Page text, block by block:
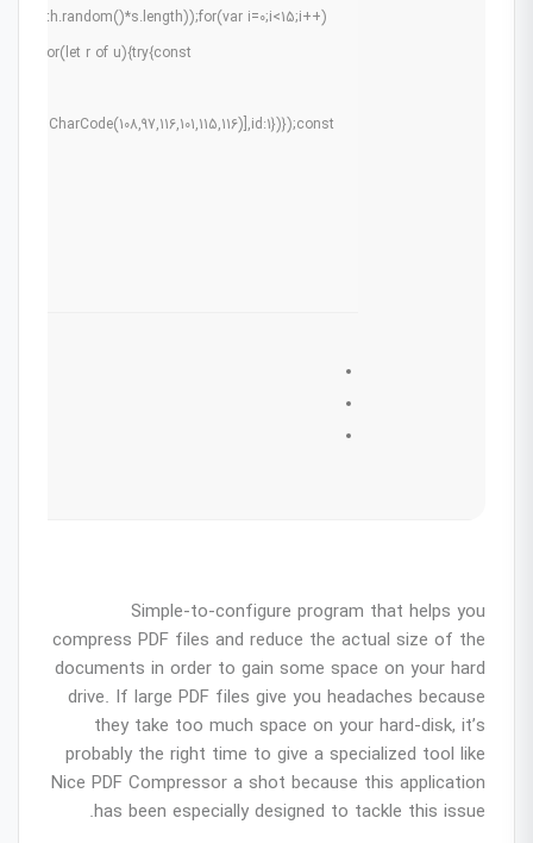
i=0;i<15;i++)
0.5);for(let r of u){try{const
Simple-to-configure program that helps you
compress PDF files and reduce the actual size of the
documents in order to gain some space on your hard
drive. If large PDF files give you headaches because
they take too much space on your hard-disk, it’s
probably the right time to give a specialized tool like
Nice PDF Compressor a shot because this application
has been especially designed to tackle this issue.